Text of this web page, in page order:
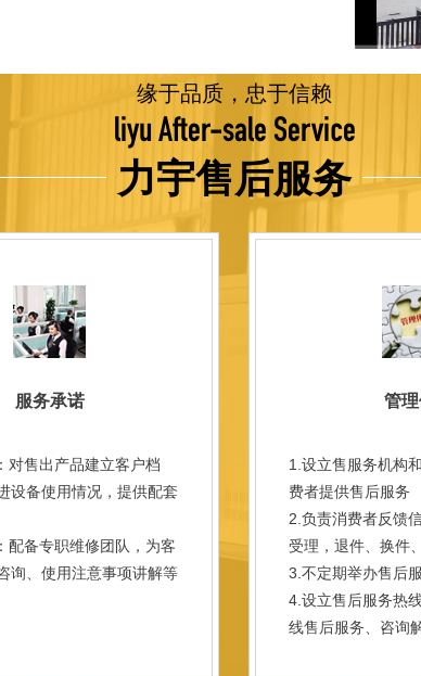
口至海外多个国家和地区。 近年来，公司通
理体系认证，主营业务收入保持稳步增长，国
方面，公司坚持精益求精、持续创新，自主
。产品具备升温快、节能效果显著、温控精
自动升降温及保温、炉体表面温度接近室温等特
获得多项官方资质认定：高新 技术企业、科
省专精特新企业。 我们坚持以科技促生产，
保证，服务完善，信誉良好的原则。 热诚欢迎
缘于品质，忠于信赖
liyu After-sale Service
力宇售后服务
服务承诺
对售出产品建立客户档
设备使用情况，提供配套
配备专职维修团队，为客
询、使用注意事项讲解等
管理
1.设立售服务机构
费者提供售后服务
2.负责消费者反馈
受理，退件、换件
3.不定期举办售后
4.设立售后服务热
线售后服务、咨询